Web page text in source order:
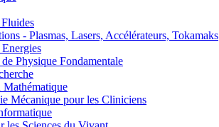
- Plasmas, Lasers, Accélérateurs, Tokamaks
Physique Fondamentale
pour les Cliniciens